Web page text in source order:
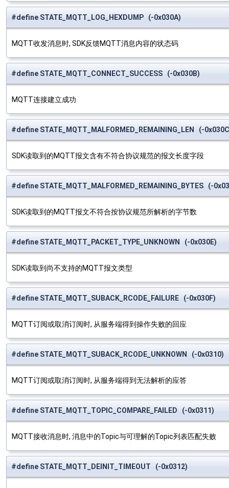
#define STATE_MQTT_LOG_HEXDUMP (-0x030A)
MQTT收发消息时, SDK反馈MQTT消息内容的状态码
#define STATE_MQTT_CONNECT_SUCCESS (-0x030B)
MQTT连接建立成功
#define STATE_MQTT_MALFORMED_REMAINING_LEN (-
SDK读取到的MQTT报文含有不符合协议规范的报文长度字段
#define STATE_MQTT_MALFORMED_REMAINING_BYTES (-
SDK读取到的MQTT报文不符合按协议规范所解析的字节数
#define STATE_MQTT_PACKET_TYPE_UNKNOWN (-0x030E)
SDK读取到尚不支持的MQTT报文类型
#define STATE_MQTT_SUBACK_RCODE_FAILURE (-0x030F)
MQTT订阅或取消订阅时, 从服务端得到操作失败的回应
#define STATE_MQTT_SUBACK_RCODE_UNKNOWN (-0x0310)
MQTT订阅或取消订阅时, 从服务端得到无法解析的应答
#define STATE_MQTT_TOPIC_COMPARE_FAILED (-0x0311)
MQTT接收消息时, 消息中的Topic与可理解的Topic列表匹配失败
#define STATE_MQTT_DEINIT_TIMEOUT (-0x0312)